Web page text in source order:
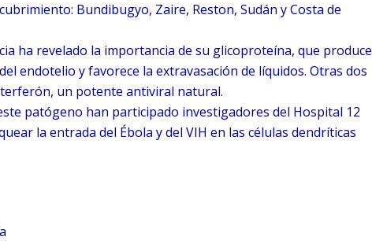
Bundibugyo, Zaire, Reston, Sudán y Costa de
ha revelado la importancia de su glicoproteína, que produce
endotelio y favorece la extravasación de líquidos. Otras dos
un potente antiviral natural.
patógeno han participado investigadores del Hospital 12
la entrada del Ébola y del VIH en las células dendríticas